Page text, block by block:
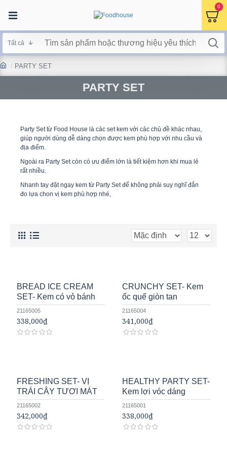
0
Tất cả
PARTY SET
PARTY SET
Party Set từ Food House là các set kem với các chủ đề khác nhau,
giúp người dùng dễ dàng chọn được kem phù hợp với nhu cầu và
địa điểm.
Ngoài ra Party Set còn có ưu điểm lớn là tiết kiệm hơn khi mua lẻ
rất nhiều.
Nhanh tay đặt ngay kem từ Party Set để không phải suy nghĩ đắn
đo lựa chon vị kem phù hợp nhé,
21165005
BREAD ICE CREAM
SET- Kem có vỏ bánh
338,000₫
21165004
CRUNCHY SET- Kem
ốc quế giòn tan
341,000₫
21165002
FRESHING SET- VỊ
TRÁI CÂY TƯƠI MÁT
342,000₫
21165001
HEALTHY PARTY SET-
Kem lợi vóc dáng
338,000₫